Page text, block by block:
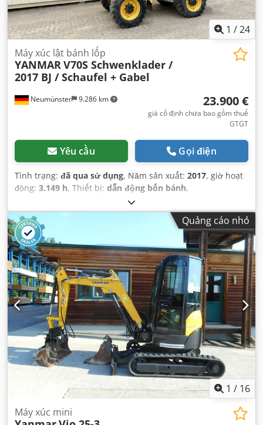
1 /24
Neumünster 9.286 km
Máy xúc lật bánh lốp
YANMARV70S Schwenklader /
2017 BJ / Schaufel + Gabel
23.900 €
giá cố định chưa bao gồm thuế
GTGT
Yêu cầu Gọi điện
Tình trạng: đã qua sử dụng, Năm sản xuất: 2017, giờ hoạt
động: 3.149 h, Thiết bị: dẫn động bốn bánh,
Quảng cáo nhỏ
1 / 16
Máy xúc mini